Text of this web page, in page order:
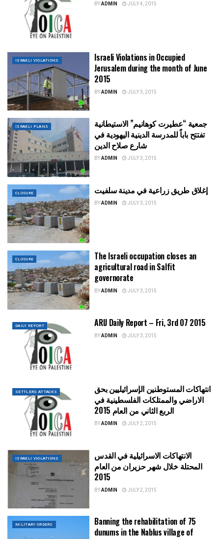
BYADMIN JULY 4, 2015
ISRAELI VIOLATIONS
Israeli Violations in Occupied
Jerusalem during the month of June
2015
BYADMIN JULY 3, 2015
ISRAELI PLANS
جمعية “عطيرت كوهانيم” الاستيطانية
تفتتح باباً للمدرسة الدينية اليهودية في
شارع صلاح الدين
BYADMIN JULY 3, 2015
CLOSURE إغلاق طريق زراعية في مدينة سلفيت
BYADMIN JULY 3, 2015
CLOSURE
The Israeli occupation closes an
agricultural road in Salfit
governorate
BYADMIN JULY 3, 2015
DAILY REPORT ARIJ Daily Report – Fri, 3rd 07 2015
BYADMIN JULY 3, 2015
SETTLERS ATTACKS
انتهاكات المستوطنين الإسرائيليين بحق
الاراضي والممتلكات الفلسطينية في
الربع الثاني من العام 2015
BYADMIN JULY 2, 2015
ISRAELI VIOLATIONS
الانتهاكات الاسرائيلية في القدس
المحتلة خلال شهر حزيران من العام
2015
BYADMIN JULY 2, 2015
MILITARY ORDERS
Banning the rehabilitation of 75
dunums in the Nablus village of